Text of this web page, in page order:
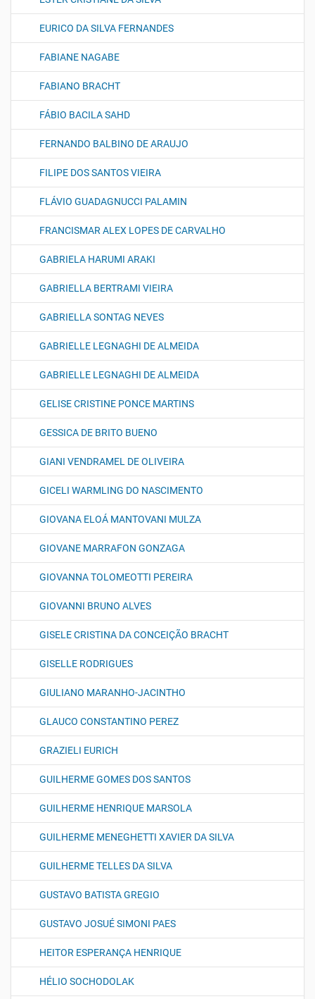
EURICO DA SILVA FERNANDES
FABIANE NAGABE
FABIANO BRACHT
FÁBIO BACILA SAHD
FERNANDO BALBINO DE ARAUJO
FILIPE DOS SANTOS VIEIRA
FLÁVIO GUADAGNUCCI PALAMIN
FRANCISMAR ALEX LOPES DE CARVALHO
GABRIELA HARUMI ARAKI
GABRIELLA BERTRAMI VIEIRA
GABRIELLA SONTAG NEVES
GABRIELLE LEGNAGHI DE ALMEIDA
GABRIELLE LEGNAGHI DE ALMEIDA
GELISE CRISTINE PONCE MARTINS
GESSICA DE BRITO BUENO
GIANI VENDRAMEL DE OLIVEIRA
GICELI WARMLING DO NASCIMENTO
GIOVANA ELOÁ MANTOVANI MULZA
GIOVANE MARRAFON GONZAGA
GIOVANNA TOLOMEOTTI PEREIRA
GIOVANNI BRUNO ALVES
GISELE CRISTINA DA CONCEIÇÃO BRACHT
GISELLE RODRIGUES
GIULIANO MARANHO-JACINTHO
GLAUCO CONSTANTINO PEREZ
GRAZIELI EURICH
GUILHERME GOMES DOS SANTOS
GUILHERME HENRIQUE MARSOLA
GUILHERME MENEGHETTI XAVIER DA SILVA
GUILHERME TELLES DA SILVA
GUSTAVO BATISTA GREGIO
GUSTAVO JOSUÉ SIMONI PAES
HEITOR ESPERANÇA HENRIQUE
HÉLIO SOCHODOLAK